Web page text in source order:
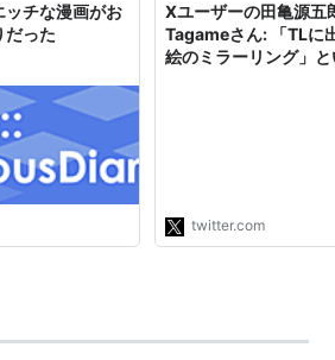
ッチな漫画がお
だった
Xユーザーの田亀源
Tagameさん: 「TLに
絵のミラーリング」
も思いつかない (´･ω
twitter.com